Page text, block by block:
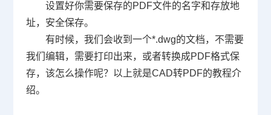
设置好你需要保存的PDF文件的名字和存放地
址，安全保存。
有时候，我们会收到一个*.dwg的文档，不需要
我们编辑，需要打印出来，或者转换成PDF格式保
存，该怎么操作呢？以上就是CAD转PDF的教程介
绍。